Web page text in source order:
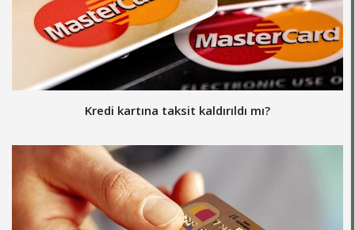
Kredi kartına taksit kaldırıldı mı?